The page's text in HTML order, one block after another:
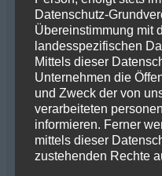
mattis aliquam
tempor nec feugiat.
neque ornare
Lectus sit amet est
nulla aliquet
Odio pellentesque
egestas. Sapien
placerat orci nulla
Datenschutz-
Übereinstimmung mit
landesspezifischen
Mittels dieser
Unternehmen die
und Zweck der von
verarbeiteten
informieren. Ferner
mittels dieser
zustehenden Rechte